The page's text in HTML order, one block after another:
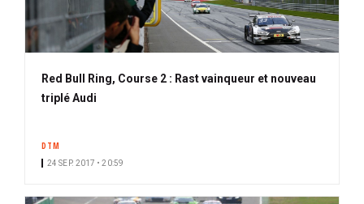
Red Bull Ring, Course 2 : Rast vainqueur et nouveau
triplé Audi
DTM
24 SEP. 2017 • 20:59